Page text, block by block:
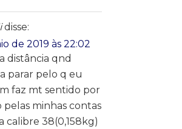
disse:
de 2019 às 22:02
distância qnd
parar pelo q eu
faz mt sentido por
minhas contas
calibre 38(0,158kg)